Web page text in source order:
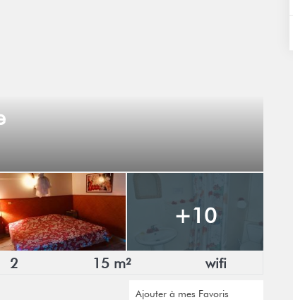
+10
2 15 m² wifi
Ajouter à mes Favoris